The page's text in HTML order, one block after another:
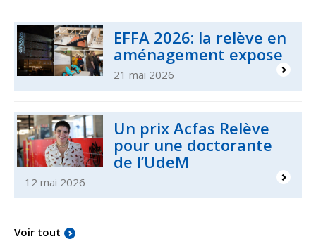
EFFA 2026: la relève en
aménagement expose
21 mai 2026
Un prix Acfas Relève
pour une doctorante
de l’UdeM
12 mai 2026
Voir tout